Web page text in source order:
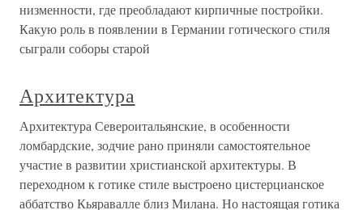
низменности, где преобладают кирпичные постройки.
Какую роль в появлении в Германии готического стиля
сыграли соборы старой
Архитектура
Архитектура Североитальянские, в особенности
ломбардские, зодчие рано приняли самостоятельное
участие в развитии христианской архитектуры. В
переходном к готике стиле выстроено цистерцианское
аббатство Кьяравалле близ Милана. Но настоящая готика